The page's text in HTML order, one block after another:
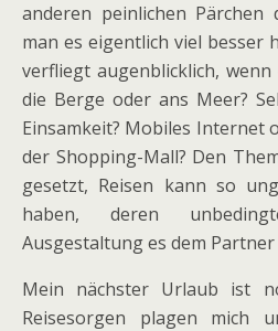
anderen peinlichen Pärchen
man es eigentlich viel besser
verfliegt augenblicklich,
die Berge oder ans Meer?
Einsamkeit? Mobiles Internet
der Shopping-Mall? Den
gesetzt, Reisen kann so
haben, deren
Ausgestaltung es dem
Mein nächster Urlaub ist
Reisesorgen plagen mich